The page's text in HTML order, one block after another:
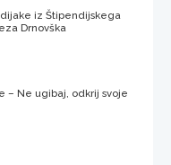
iz Štipendijskega
Drnovška
– Ne ugibaj, odkrij svoje